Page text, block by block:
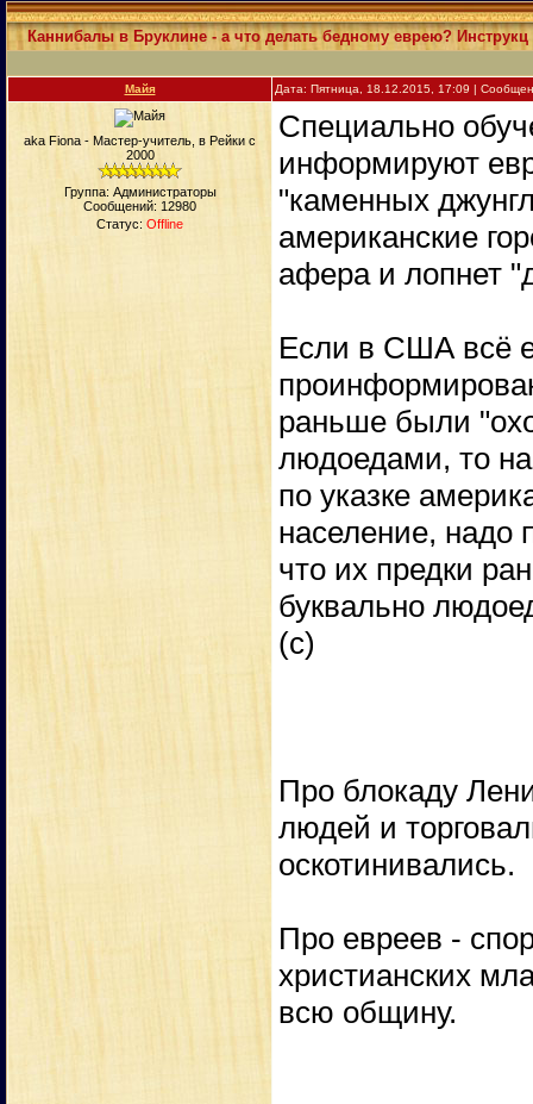
Каннибалы в Бруклине - а что делать бедному еврею? Инструкц
Майя Дата: Пятница, 18.12.2015, 17:09 |
aka Fiona - Мастер-учитель, в Рейки с
2000
Группа: Администраторы
Сообщений: 12980
Статус: Offline
Специально
информируют
"каменных
американские
афера и лопнет
Если в США всё
раньше были
людоедами, то
по указке
население, надо
что их предки
буквально
(с)
Про блокаду
людей и
оскотинивались.
Про евреев -
христианских
всю общину.